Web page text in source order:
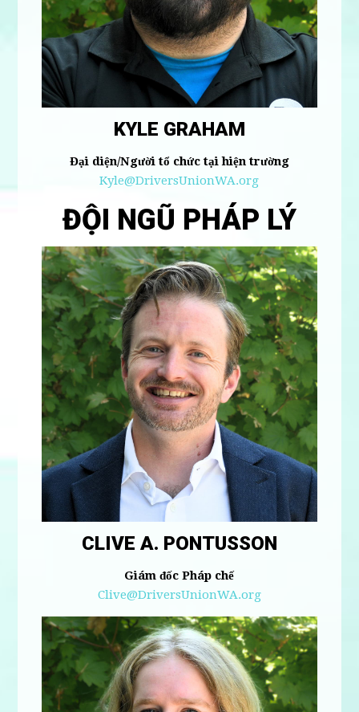
KYLE GRAHAM
Đại diện/Người tổ chức tại hiện trường
Kyle@DriversUnionWA.org
ĐỘI NGŨ PHÁP LÝ
CLIVE A. PONTUSSON
Giám đốc Pháp chế
Clive@DriversUnionWA.org